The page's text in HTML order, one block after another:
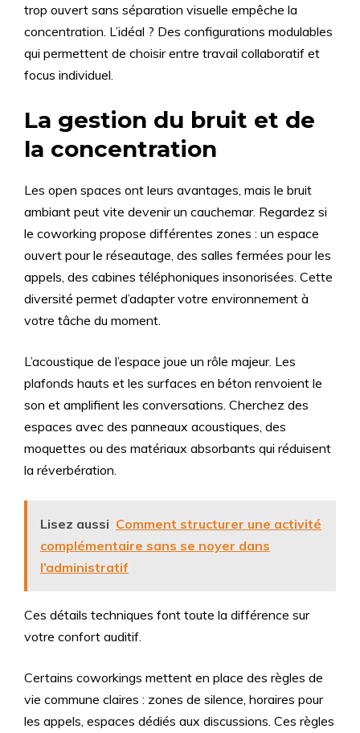
trop ouvert sans séparation visuelle empêche la
concentration. L’idéal ? Des configurations modulables
qui permettent de choisir entre travail collaboratif et
focus individuel.
La gestion du bruit et de
la concentration
Les open spaces ont leurs avantages, mais le bruit
ambiant peut vite devenir un cauchemar. Regardez si
le coworking propose différentes zones : un espace
ouvert pour le réseautage, des salles fermées pour les
appels, des cabines téléphoniques insonorisées. Cette
diversité permet d’adapter votre environnement à
votre tâche du moment.
L’acoustique de l’espace joue un rôle majeur. Les
plafonds hauts et les surfaces en béton renvoient le
son et amplifient les conversations. Cherchez des
espaces avec des panneaux acoustiques, des
moquettes ou des matériaux absorbants qui réduisent
la réverbération.
Lisez aussi Comment structurer une activité
complémentaire sans se noyer dans
l’administratif
Ces détails techniques font toute la différence sur
votre confort auditif.
Certains coworkings mettent en place des règles de
vie commune claires : zones de silence, horaires pour
les appels, espaces dédiés aux discussions. Ces règles